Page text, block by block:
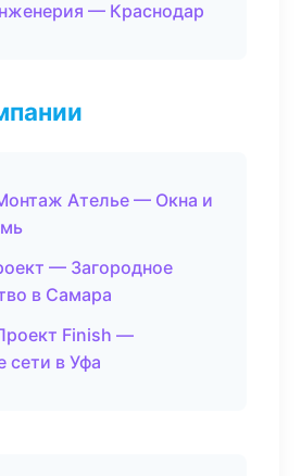
— Краснодар
Ателье — Окна и
— Загородное
в Самара
Finish —
сети в Уфа